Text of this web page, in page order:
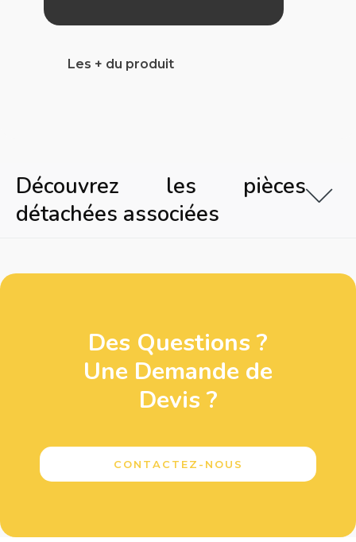
Les + du produit
Découvrez les pièces
détachées associées
Des Questions ?
Une Demande de
Devis ?
CONTACTEZ-NOUS